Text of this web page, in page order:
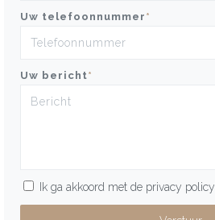
Uw telefoonnummer *
Uw bericht*
Ik ga akkoord met de privacy policy